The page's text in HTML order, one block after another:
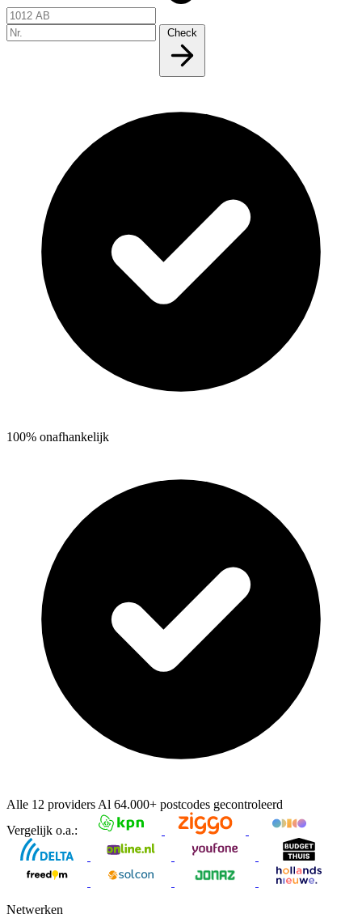
Check
100% onafhankelijk
Alle 12 providers Al 64.000+ postcodes gecontroleerd
Vergelijk o.a.:
Netwerken